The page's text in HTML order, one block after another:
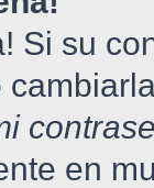
Si su
en